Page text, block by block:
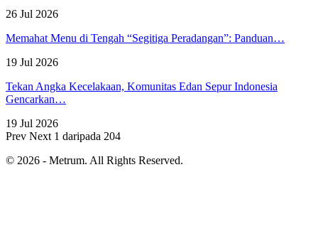
26 Jul 2026
Memahat Menu di Tengah “Segitiga Peradangan”: Panduan…
19 Jul 2026
Tekan Angka Kecelakaan, Komunitas Edan Sepur Indonesia
Gencarkan…
19 Jul 2026
Prev Next 1 daripada 204
© 2026 - Metrum. All Rights Reserved.